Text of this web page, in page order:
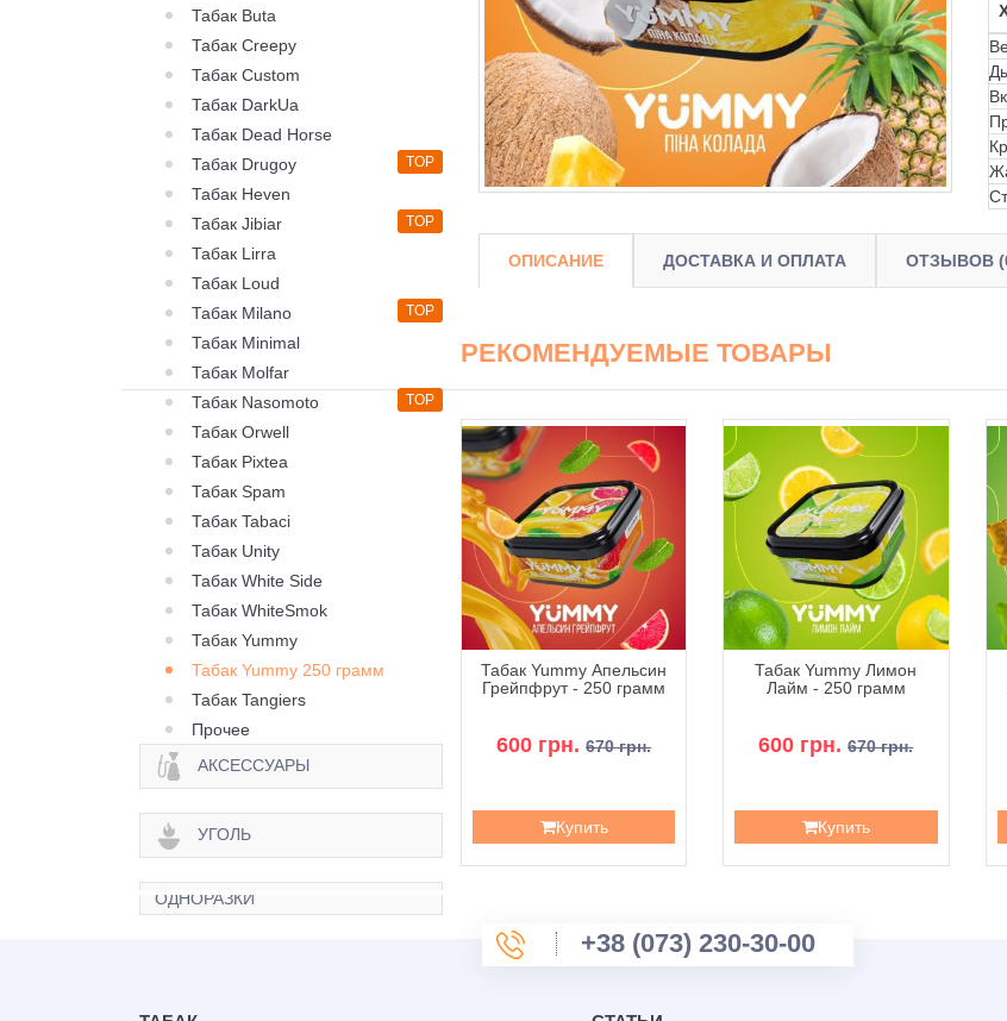
Табак Buta
Табак Creepy
Табак Custom
Табак DarkUa
Табак Dead Horse
Табак Drugoy
TOP
Табак Heven
Табак Jibiar
TOP
Табак Lirra
Табак Loud
Табак Milano
TOP
Табак Minimal
Табак Molfar
Табак Nasomoto
TOP
Табак Orwell
Табак Pixtea
Табак Spam
Табак Tabaci
Табак Unity
Табак White Side
Табак WhiteSmok
Табак Yummy
Табак Yummy 250 грамм
Табак Tangiers
Прочее
АКСЕССУАРЫ
УГОЛЬ
ОДНОРАЗКИ
ОПИСАНИЕ ДОСТАВКА И ОПЛАТА ОТЗЫВОВ
РЕКОМЕНДУЕМЫЕ ТОВАРЫ
Табак Yummy Лесные
670 грн.
Табак Yummy Апельсин
Грейпфрут - 250 грамм
600 грн. 670 грн.
Купить
Табак Yummy Лимон
Лайм - 250 грамм
600 грн. 670 грн.
Купить
+38 (073) 230-30-00